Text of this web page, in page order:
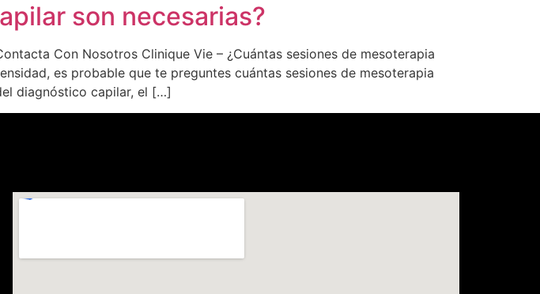
son necesarias?
Con Nosotros Clinique Vie – ¿Cuántas sesiones de mesoterapia
es probable que te preguntes cuántas sesiones de mesoterapia
diagnóstico capilar, el […]